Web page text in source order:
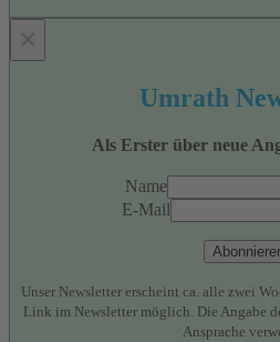
Umrath
Als Erster über neue
Name
E-Mail
Unser Newsletter erscheint ca. alle zwei
Link im Newsletter möglich. Die Angabe
Ansprache